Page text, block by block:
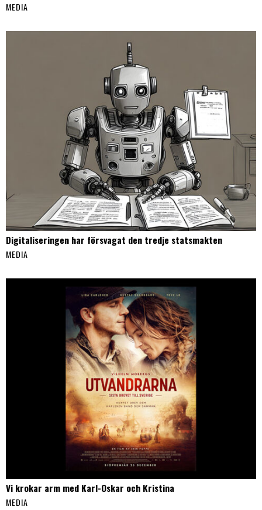
MEDIA
Digitaliseringen har försvagat den tredje statsmakten
MEDIA
Vi krokar arm med Karl-Oskar och Kristina
MEDIA